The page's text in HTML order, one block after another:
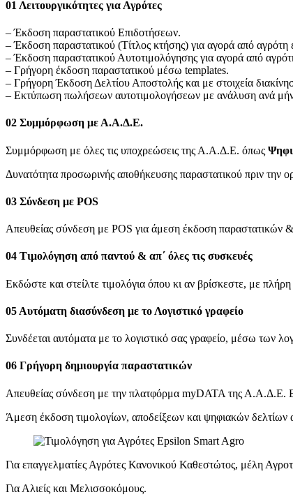
01 Λειτουργικότητες για Αγρότες
– Έκδοση παραστατικού Επιδοτήσεων.
– Έκδοση παραστατικού (Τίτλος κτήσης) για αγορά από αγρότη
– Έκδοση παραστατικού Αυτοτιμολόγησης για αγορά από
– Γρήγορη έκδοση παραστατικού μέσω templates.
– Γρήγορη Έκδοση Δελτίου Αποστολής και με στοιχεία
– Εκτύπωση πωλήσεων αυτοτιμολογήσεων με ανάλυση ανά
02 Συμμόρφωση με Α.Α.Δ.Ε.
Συμμόρφωση με όλες τις υποχρεώσεις της Α.Α.Δ.Ε. όπως
Δυνατότητα προσωρινής αποθήκευσης παραστατικού πριν
03 Σύνδεση με POS
Απευθείας σύνδεση με POS για άμεση έκδοση
04 Τιμολόγηση από παντού & απ΄ όλες τις συσκευές
Εκδώστε και στείλτε τιμολόγια όπου κι αν βρίσκεστε, με
05 Αυτόματη διασύνδεση με το Λογιστικό γραφείο
Συνδέεται αυτόματα με το λογιστικό σας γραφείο, μέσω των
06 Γρήγορη δημιουργία παραστατικών
Απευθείας σύνδεση με την πλατφόρμα myDATA της Α.Α.Δ.Ε.
Άμεση έκδοση τιμολογίων, αποδείξεων και ψηφιακών δελτίων
Για επαγγελματίες Αγρότες Κανονικού Καθεστώτος, μέλη
Για Αλιείς και Μελισσοκόμους.